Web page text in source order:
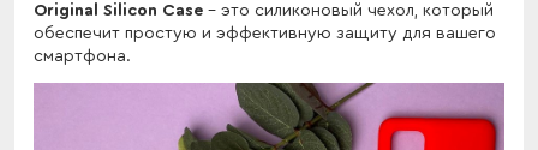
Original Silicon Case - это силиконовый чехол, который
обеспечит простую и эффективную защиту для вашего
смартфона.